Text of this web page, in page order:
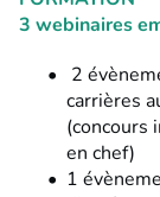
3 webinaires
2
carrières
(concours
en chef)
1